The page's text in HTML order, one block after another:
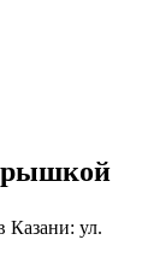
Казани: ул.